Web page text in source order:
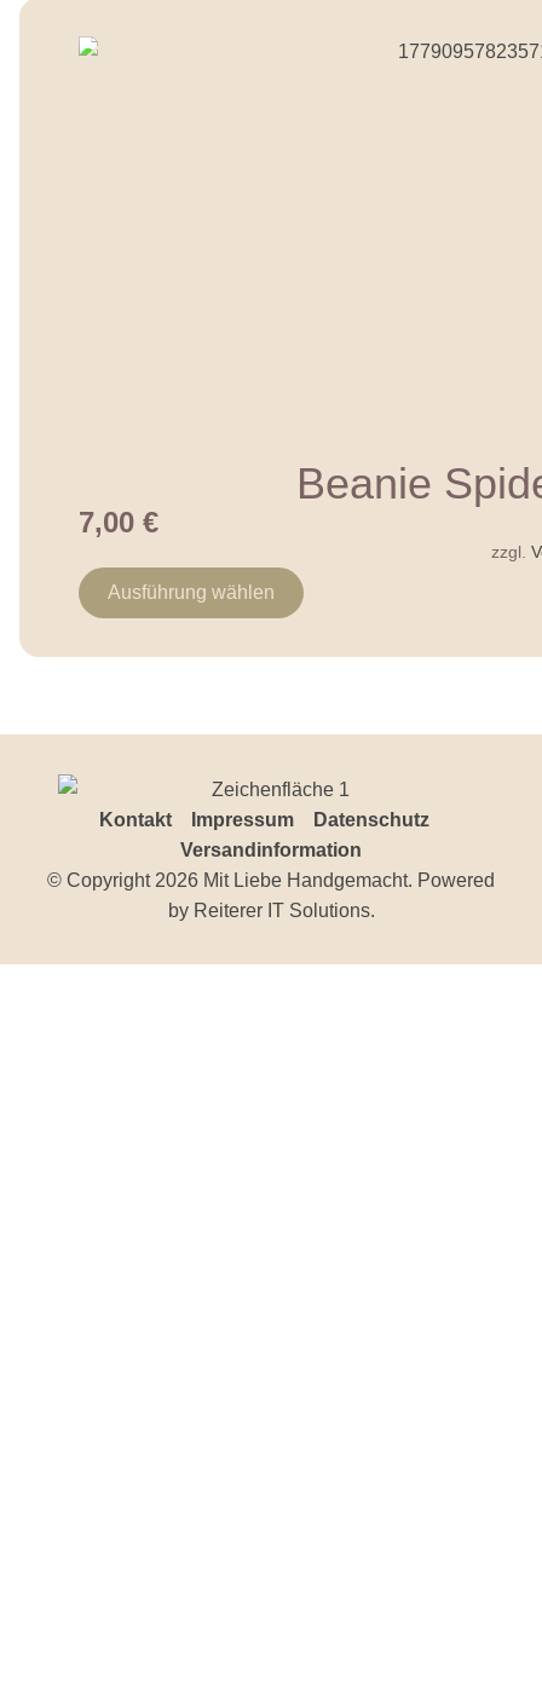
Beanie
7,00 €
zzgl.
Ausführung wählen
Kontakt Impressum
Datenschutz
Versandinformation
© Copyright 2026 Mit Liebe Handgemacht. Powered
by Reiterer IT Solutions.